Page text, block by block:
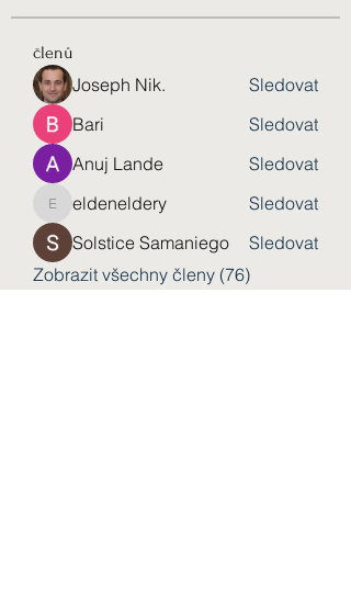
členů
Joseph Nik.
Sledovat
Bari
Sledovat
Anuj Lande
Sledovat
eldeneldery
eldeneldery
Sledovat
Solstice Samaniego
Sledovat
Zobrazit všechny členy (76)